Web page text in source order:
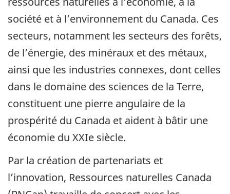
société et à l’environnement du Canada. Ces
secteurs, notamment les secteurs des forêts,
de l’énergie, des minéraux et des métaux,
ainsi que les industries connexes, dont celles
dans le domaine des sciences de la Terre,
constituent une pierre angulaire de la
prospérité du Canada et aident à bâtir une
économie du XXIe siècle.
Par la création de partenariats et
l’innovation, Ressources naturelles Canada